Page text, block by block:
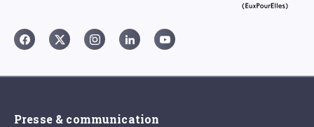
Presse & communication